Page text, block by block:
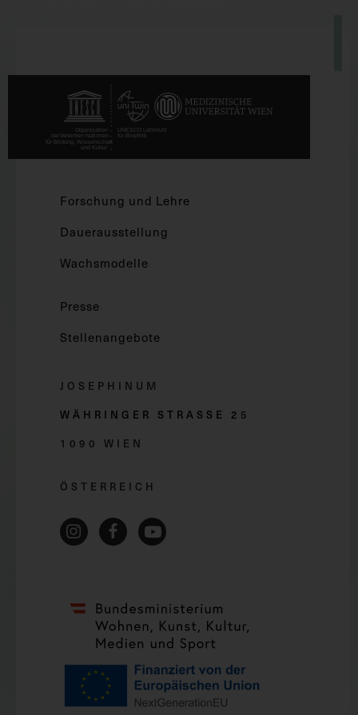
Forschung und Lehre
Dauerausstellung
Wachsmodelle
Presse
Stellenangebote
JOSEPHINUM
WÄHRINGER STRASSE 2 5
1090 WIEN
ÖSTERREICH